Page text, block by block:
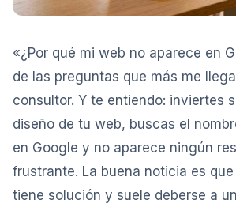
«¿Por qué mi web no aparece en
de las preguntas que más me
consultor. Y te entiendo: inviertes
diseño de tu web, buscas el
en Google y no aparece ningún
frustrante. La buena noticia es
tiene solución y suele deberse a